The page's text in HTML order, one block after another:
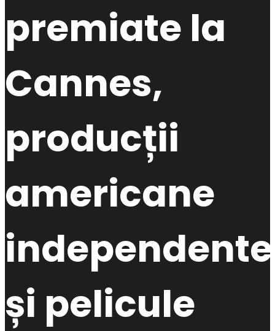
premiate la
Cannes,
producții
americane
independente
și pelicule